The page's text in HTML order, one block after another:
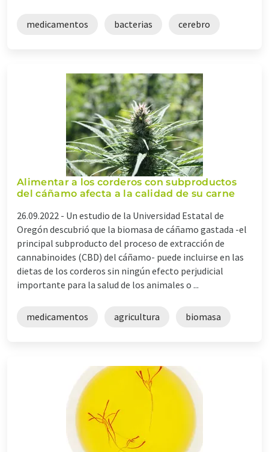
medicamentos bacterias cerebro
Alimentar a los corderos con subproductos
del cáñamo afecta a la calidad de su carne
26.09.2022 - Un estudio de la Universidad Estatal de
Oregón descubrió que la biomasa de cáñamo gastada -el
principal subproducto del proceso de extracción de
cannabinoides (CBD) del cáñamo- puede incluirse en las
dietas de los corderos sin ningún efecto perjudicial
importante para la salud de los animales o ...
medicamentos agricultura biomasa